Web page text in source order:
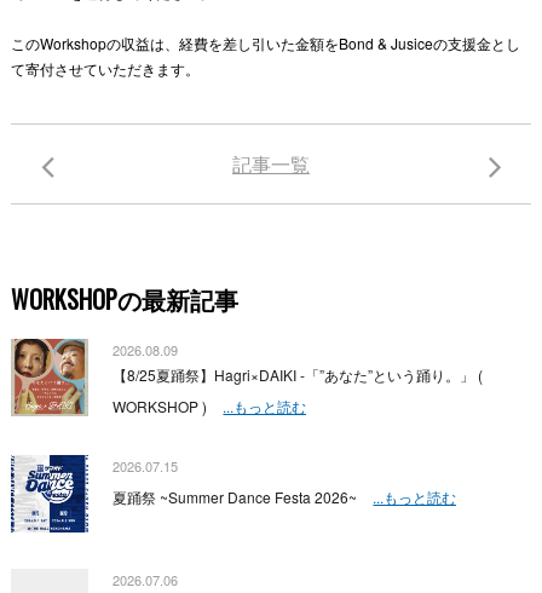
このWorkshopの収益は、経費を差し引いた金額をBond & Jusiceの支援金とし
て寄付させていただきます。
記事一覧
WORKSHOPの最新記事
2026.08.09
【8/25夏踊祭】Hagri×DAIKI -「”あなた”という踊り。」 (
WORKSHOP )
...もっと読む
2026.07.15
夏踊祭 ~Summer Dance Festa 2026~ ...もっと読む
2026.07.06